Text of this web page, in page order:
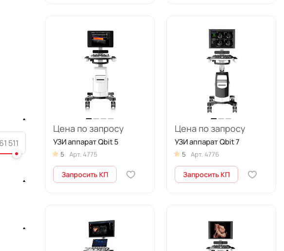
Цена по запросу
УЗИ аппарат Qbit 5
5 Арт. 4775
Запросить КП
Цена по запросу
УЗИ аппарат Qbit 7
5 Арт. 4776
Запросить КП